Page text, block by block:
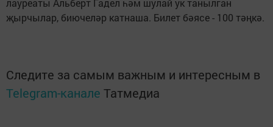
лауреаты Альберт Гадел һәм шулай ук танылган
җырчылар, биючеләр катнаша. Билет бәясе - 100 тәңкә.
Следите за самым важным и интересным в
Telegram-канале Татмедиа